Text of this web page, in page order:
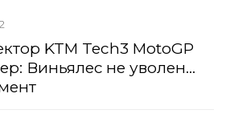
KTM Tech3 MotoGP
Виньялес не уволен...